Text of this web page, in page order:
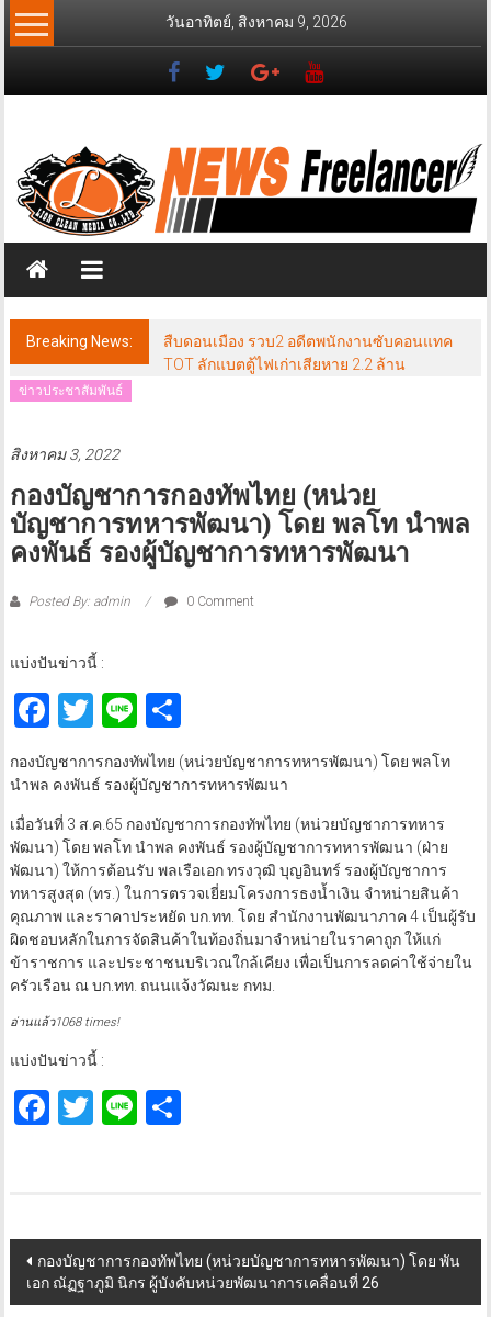
Skip
to
วันอาทิตย์, สิงหาคม 9, 2026
News
Freelancer
วส์
ฟรี
แลน
เซอร์
Breaking News:
สืบดอนเมือง รวบ2 อดีตพนักงานซับคอนแทค
TOT ลักแบตตู้ไฟเก่าเสียหาย 2.2 ล้าน
ข่าวประชาสัมพันธ์
สิงหาคม 3, 2022
กองบัญชาการกองทัพไทย (หน่วย
บัญชาการทหารพัฒนา) โดย พลโท นำพล
คงพันธ์ รองผู้บัญชาการทหารพัฒนา
Posted By: admin 0 Comment
แบ่งปันข่าวนี้ :
Facebook
Twitter
LineShare
กองบัญชาการกองทัพไทย (หน่วยบัญชาการทหารพัฒนา) โดย พลโท
นำพล คงพันธ์ รองผู้บัญชาการทหารพัฒนา
เมื่อวันที่ 3 ส.ค.65 กองบัญชาการกองทัพไทย (หน่วยบัญชาการทหาร
พัฒนา) โดย พลโท นำพล คงพันธ์ รองผู้บัญชาการทหารพัฒนา (ฝ่าย
พัฒนา) ให้การต้อนรับ พลเรือเอก ทรงวุฒิ บุญอินทร์ รองผู้บัญชาการ
ทหารสูงสุด (ทร.) ในการตรวจเยี่ยมโครงการธงน้ำเงิน จำหน่ายสินค้า
คุณภาพ และราคาประหยัด บก.ทท. โดย สำนักงานพัฒนาภาค 4 เป็นผู้รับ
ผิดชอบหลักในการจัดสินค้าในท้องถิ่นมาจำหน่ายในราคาถูก ให้แก่
ข้าราชการ และประชาชนบริเวณใกล้เคียง เพื่อเป็นการลดค่าใช้จ่ายใน
ครัวเรือน ณ บก.ทท. ถนนแจ้งวัฒนะ กทม.
อ่านแล้ว1068 times!
แบ่งปันข่าวนี้ :
Facebook
Twitter
LineShare
Post
navigation
กองบัญชาการกองทัพไทย (หน่วยบัญชาการทหารพัฒนา) โดย พัน
เอก ณัฏฐาภูมิ นิกร ผู้บังคับหน่วยพัฒนาการเคลื่อนที่ 26